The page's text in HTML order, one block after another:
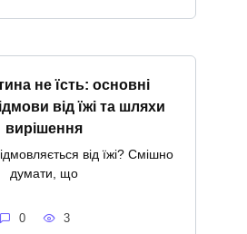
не їсть: основні
від їжі та шляхи
вирішення
від їжі? Смішно
думати, що
0 3